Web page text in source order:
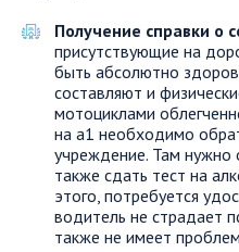
Получение справки о
присутствующие на
быть абсолютно
составляют и
мотоциклами
на а1 необходимо
учреждение. Там нужно
также сдать тест на
этого, потребуется
водитель не страдает
также не имеет